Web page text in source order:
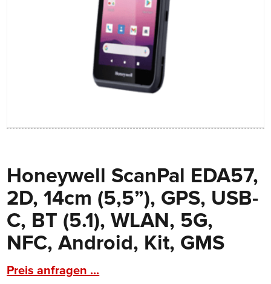
Honeywell ScanPal EDA57,
2D, 14cm (5,5”), GPS, USB-
C, BT (5.1), WLAN, 5G,
NFC, Android, Kit, GMS
Preis anfragen ...